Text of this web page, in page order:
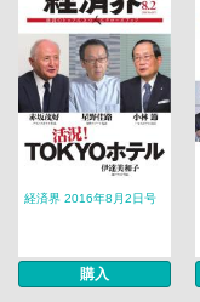
経済界 2016年8月2日号
購入